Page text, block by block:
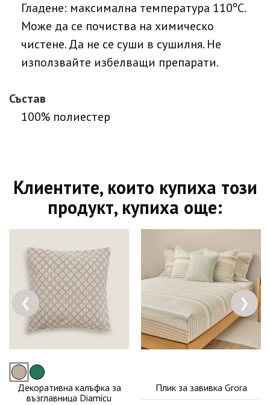
Гладене: максимална температура 110ºC.
Може да се почиства на химическо
чистене. Да не се суши в сушилня. Не
използвайте избелващи препарати.
Състав
100% полиестер
Клиентите, които купиха този
продукт, купиха още:
Декоративна калъфка за
възглавница Diamicu
Плик за завивка Grora
‹ ›